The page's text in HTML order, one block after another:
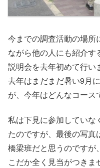
今までの調査活動の場所
ながら他の人にも紹介す
説明会を去年初めて行い
去年はまだまだ暑い9月
が、今年はどんなコース
私は下見に参加していな
たのですが、最後の写真
橋梁班だと思うのですが
こだか全く見当がつきま